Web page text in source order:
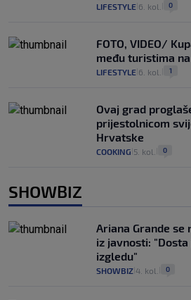
LIFESTYLE 6. kol. 0
FOTO, VIDEO/
među turistima
LIFESTYLE 6. kol. 1
Ovaj grad
prijestolnicom
Hrvatske
COOKING 5. kol. 0
SHOWBIZ
Ariana Grande se
iz javnosti:
izgledu"
SHOWBIZ 4. kol. 0